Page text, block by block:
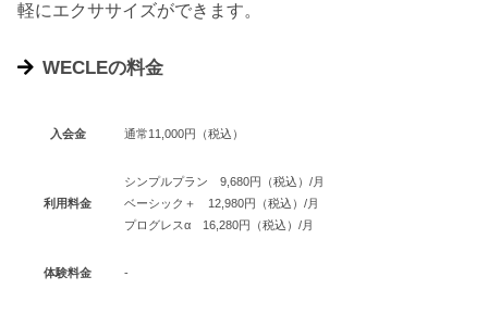
軽にエクササイズができます。
WECLEの料金
入会金 通常11,000円（税込）
利用料金
シンプルプラン 9,680円（税込）/月
ベーシック＋ 12,980円（税込）/月
プログレスα 16,280円（税込）/月
体験料金 -